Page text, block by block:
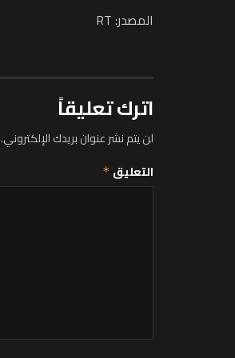
المصدر: RT
اترك تعليقاً
لن يتم نشر عنوان بريدك الإلكتروني.
التعليق *